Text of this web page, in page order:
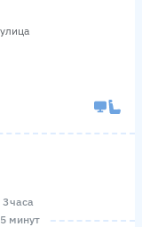
часа
минут